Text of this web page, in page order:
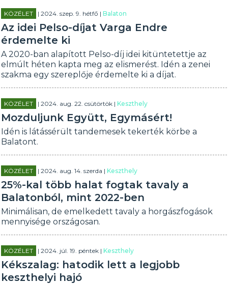
KÖZÉLET | 2024. szep. 9. hétfő |Balaton
Az idei Pelso-díjat Varga Endre
érdemelte ki
A 2020-ban alapított Pelso-díj idei kitüntetettje az
elmúlt héten kapta meg az elismerést. Idén a zenei
szakma egy szereplője érdemelte ki a díjat.
KÖZÉLET | 2024. aug. 22. csütörtök |Keszthely
Mozduljunk Együtt, Egymásért!
Idén is látássérült tandemesek tekerték körbe a
Balatont.
KÖZÉLET | 2024. aug. 14. szerda |Keszthely
25%-kal több halat fogtak tavaly a
Balatonból, mint 2022-ben
Minimálisan, de emelkedett tavaly a horgászfogások
mennyisége országosan.
KÖZÉLET | 2024. júl. 19. péntek |Keszthely
Kékszalag: hatodik lett a legjobb
keszthelyi hajó